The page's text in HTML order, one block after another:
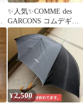
✨人気✨COMME des
GARCONS コムデギャ
ルソン トートバッグ 青
色
¥2,500